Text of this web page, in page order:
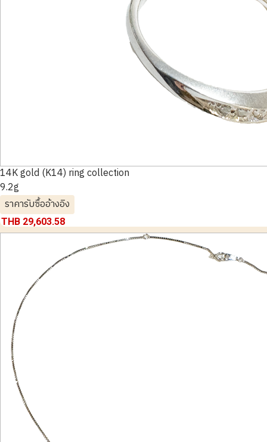
14K gold (K14) ring collection
9.2g
ราคารับซื้ออ้างอิง
THB 29,603.58